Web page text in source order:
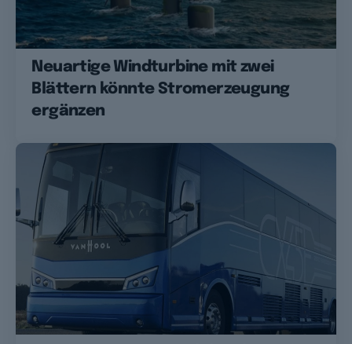
Neuartige Windturbine mit zwei
Blättern könnte Stromerzeugung
ergänzen